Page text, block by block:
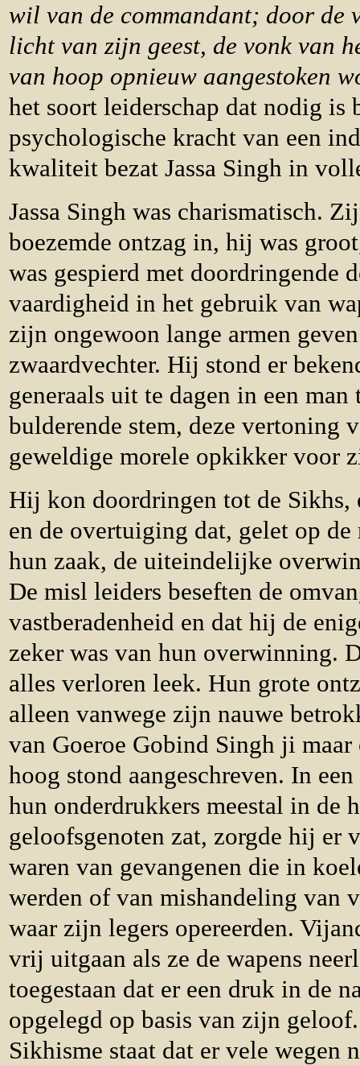
wil van de commandant; door de
licht van zijn geest, de vonk van
van hoop opnieuw aangestoken
het soort leiderschap dat nodig
psychologische kracht van een
kwaliteit bezat Jassa Singh in
Jassa Singh was charismatisch.
boezemde ontzag in, hij was
was gespierd met doordringende
vaardigheid in het gebruik van
zijn ongewoon lange armen
zwaardvechter. Hij stond er
generaals uit te dagen in een
bulderende stem, deze vertoning
geweldige morele opkikker voor
Hij kon doordringen tot de Sikhs,
en de overtuiging dat, gelet op
hun zaak, de uiteindelijke
De misl leiders beseften de
vastberadenheid en dat hij de
zeker was van hun overwinning.
alles verloren leek. Hun grote
alleen vanwege zijn nauwe
van Goeroe Gobind Singh ji
hoog stond aangeschreven. In
hun onderdrukkers meestal in de
geloofsgenoten zat, zorgde hij er
waren van gevangenen die in
werden of van mishandeling van
waar zijn legers opereerden.
vrij uitgaan als ze de wapens
toegestaan dat er een druk in de
opgelegd op basis van zijn
Sikhisme staat dat er vele wegen